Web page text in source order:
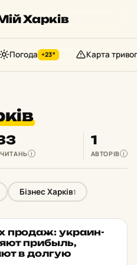
Харків
Погода +23° Карта тривог
i
1
АВТОРІВ i
Бізнес Харків1
★ ОБРАНЕ
продаж: ук­ра­ин­
прибыль,
в долгую